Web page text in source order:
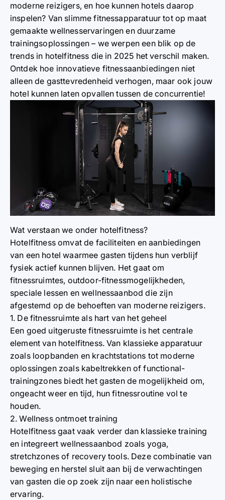
moderne reizigers, en hoe kunnen hotels daarop
inspelen? Van slimme fitnessapparatuur tot op maat
gemaakte wellnesservaringen en duurzame
trainingsoplossingen – we werpen een blik op de
trends in hotelfitness die in 2025 het verschil maken.
Ontdek hoe innovatieve fitnessaanbiedingen niet
alleen de gasttevredenheid verhogen, maar ook jouw
hotel kunnen laten opvallen tussen de concurrentie!
Wat verstaan we onder hotelfitness?
Hotelfitnessomvat de faciliteiten en aanbiedingen
van een hotel waarmee gasten tijdens hun verblijf
fysiek actief kunnen blijven. Het gaat om
fitnessruimtes, outdoor-fitnessmogelijkheden,
speciale lessen en wellnessaanbod die zijn
afgestemd op de behoeften van moderne reizigers.
1. De fitnessruimte als hart van het geheel
Een goed uitgeruste fitnessruimte is het centrale
element van hotelfitness. Van klassieke apparatuur
zoals loopbanden en krachtstations tot moderne
oplossingen zoals kabeltrekken of functional-
trainingzones biedt het gasten de mogelijkheid om,
ongeacht weer en tijd, hun fitnessroutine vol te
houden.
2. Wellness ontmoet training
Hotelfitness gaat vaak verder dan klassieke training
en integreert wellnessaanbod zoals yoga,
stretchzones of recovery tools. Deze combinatie van
beweging en herstel sluit aan bij de verwachtingen
van gasten die op zoek zijn naar een holistische
ervaring.